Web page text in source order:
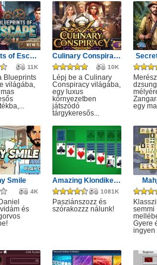
Blueprints of Escape
11K
Blueprints
világába,
Culinary Conspiracy
10K
Lépj be a Culinary
Conspiracy világába,
egy luxus
környezetben
játszódó
tárgykeresős...
egy
Smile
4K
és
Amazing Klondike Solitaire
1081K
Pasziánszozz és
szórakozzz nálunk!
semmi
Gyere
ingyen